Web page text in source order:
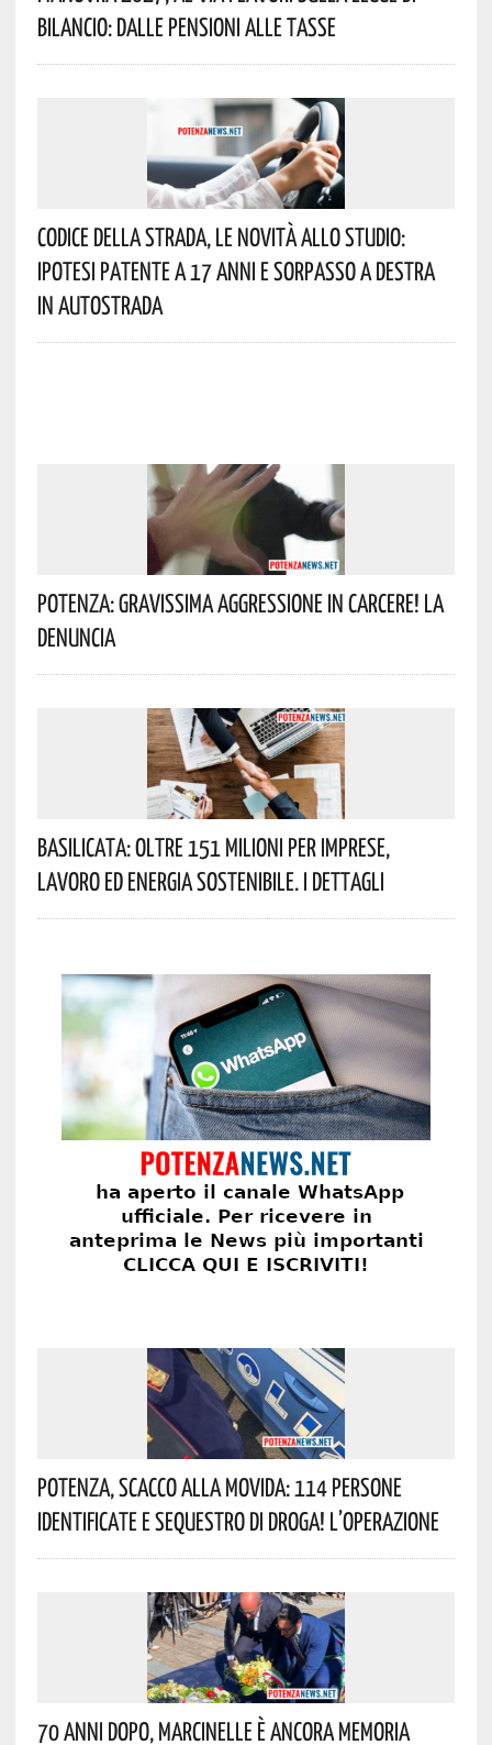
Bilancio: Dalle Pensioni Alle Tasse
Codice Della Strada, Le Novità Allo Studio:
Ipotesi Patente A 17 Anni E Sorpasso A Destra
In Autostrada
Potenza: Gravissima Aggressione In Carcere! La
Denuncia
Basilicata: Oltre 151 Milioni Per Imprese,
Lavoro Ed Energia Sostenibile. I Dettagli
Potenza, Scacco Alla Movida: 114 Persone
Identificate E Sequestro Di Droga! L’operazione
70 Anni Dopo, Marcinelle È Ancora Memoria